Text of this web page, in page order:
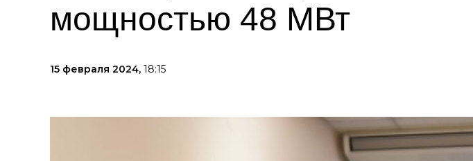
мощностью 48 МВт
15 февраля 2024, 18:15